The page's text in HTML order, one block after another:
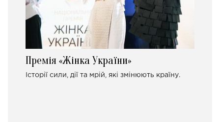
Премія «Жінка України»
Історії сили, дії та мрій, які змінюють країну.